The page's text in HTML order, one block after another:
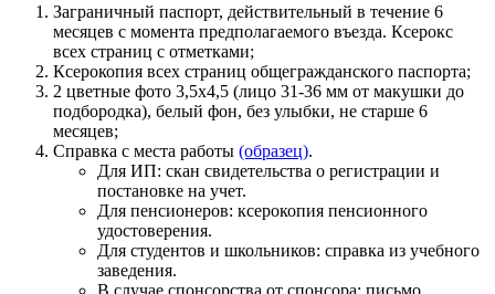
Заграничный паспорт, действительный в течение 6
месяцев с момента предполагаемого въезда. Ксерокс
всех страниц с отметками;
Ксерокопия всех страниц общегражданского паспорта;
2 цветные фото 3,5х4,5 (лицо 31-36 мм от макушки до
подбородка), белый фон, без улыбки, не старше 6
месяцев;
Справка с места работы (образец).
Для ИП: скан свидетельства о регистрации и
постановке на учет.
Для пенсионеров: ксерокопия пенсионного
удостоверения.
Для студентов и школьников: справка из учебного
заведения.
В случае спонсорства от спонсора: письмо